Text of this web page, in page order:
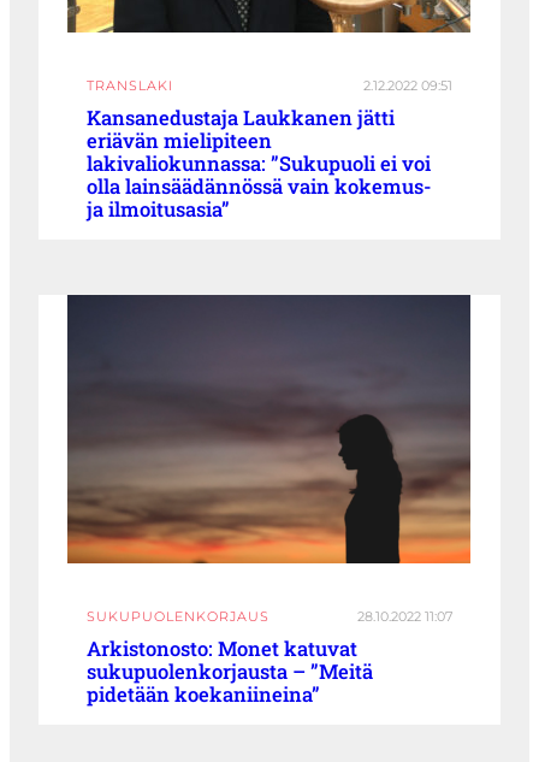
TRANSLAKI 2.12.2022 09:51
Kansanedustaja Laukkanen jätti
eriävän mielipiteen
lakivaliokunnassa: ”Sukupuoli ei voi
olla lainsäädännössä vain kokemus-
ja ilmoitusasia”
SUKUPUOLENKORJAUS 28.10.2022 11:07
Arkistonosto: Monet katuvat
sukupuolenkorjausta – ”Meitä
pidetään koekaniineina”